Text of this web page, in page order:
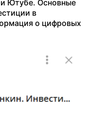
и Ютубе. Основные
в
о цифровых